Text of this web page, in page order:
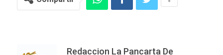
Redaccion La Pancarta De